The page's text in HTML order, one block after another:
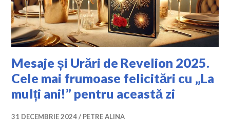
Mesaje și Urări de Revelion 2025.
Cele mai frumoase felicitări cu „La
mulți ani!” pentru această zi
31 DECEMBRIE 2024 PETRE ALINA